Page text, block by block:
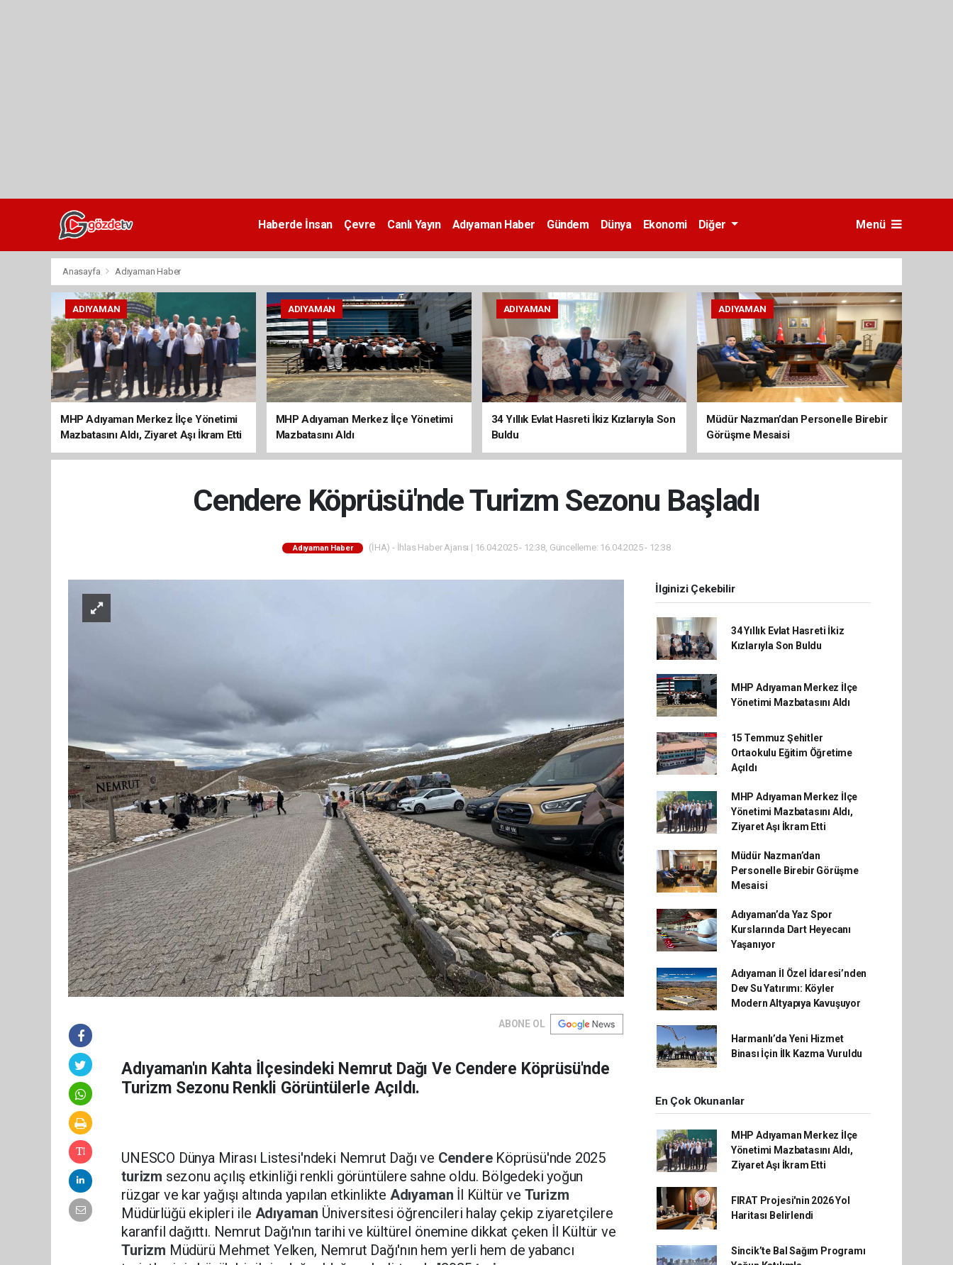
Haberde İnsan Çevre Canlı Yayın Adıyaman Haber Gündem Dünya Ekonomi Diğer Menü
Anasayfa Adıyaman Haber
ADIYAMAN
MHP Adıyaman Merkez İlçe Yönetimi
Mazbatasını Aldı, Ziyaret Aşı İkram Etti
ADIYAMAN
MHP Adıyaman Merkez İlçe Yönetimi
Mazbatasını Aldı
ADIYAMAN
34 Yıllık Evlat Hasreti İkiz Kızlarıyla Son
Buldu
ADIYAMAN
Müdür Nazman’dan Personelle Birebir
Görüşme Mesaisi
Cendere Köprüsü'nde Turizm Sezonu Başladı
Adıyaman Haber (İHA) - İhlas Haber Ajansı | 16.04.2025 - 12:38, Güncelleme: 16.04.2025 - 12:38
ABONE OL
Adıyaman'ın Kahta İlçesindeki Nemrut Dağı Ve Cendere Köprüsü'nde
Turizm Sezonu Renkli Görüntülerle Açıldı.
UNESCO Dünya Mirası Listesi'ndeki Nemrut Dağı ve Cendere Köprüsü'nde 2025
turizm sezonu açılış etkinliği renkli görüntülere sahne oldu. Bölgedeki yoğun
rüzgar ve kar yağışı altında yapılan etkinlikte Adıyaman İl Kültür ve Turizm
Müdürlüğü ekipleri ile Adıyaman Üniversitesi öğrencileri halay çekip ziyaretçilere
karanfil dağıttı. Nemrut Dağı'nın tarihi ve kültürel önemine dikkat çeken İl Kültür ve
Turizm Müdürü Mehmet Yelken, Nemrut Dağı'nın hem yerli hem de yabancı
İlginizi Çekebilir
34 Yıllık Evlat Hasreti İkiz
Kızlarıyla Son Buldu
MHP Adıyaman Merkez İlçe
Yönetimi Mazbatasını Aldı
15 Temmuz Şehitler
Ortaokulu Eğitim Öğretime
Açıldı
MHP Adıyaman Merkez İlçe
Yönetimi Mazbatasını Aldı,
Ziyaret Aşı İkram Etti
Müdür Nazman’dan
Personelle Birebir Görüşme
Mesaisi
Adıyaman’da Yaz Spor
Kurslarında Dart Heyecanı
Yaşanıyor
Adıyaman İl Özel İdaresi’nden
Dev Su Yatırımı: Köyler
Modern Altyapıya Kavuşuyor
Harmanlı’da Yeni Hizmet
Binası İçin İlk Kazma Vuruldu
En Çok Okunanlar
MHP Adıyaman Merkez İlçe
Yönetimi Mazbatasını Aldı,
Ziyaret Aşı İkram Etti
FIRAT Projesi'nin 2026 Yol
Haritası Belirlendi
Sincik’te Bal Sağım Programı